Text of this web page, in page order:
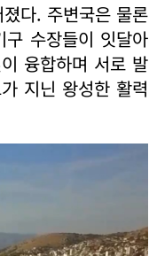
다. 주변국은 물론
수장들이 잇달아
융합하며 서로 발
지닌 왕성한 활력